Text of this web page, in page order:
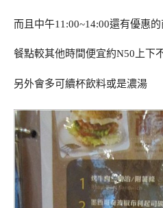
而且中午11:00~14:00還有優惠
餐點較其他時間便宜約N50上下
另外會多可續杯飲料或是濃湯